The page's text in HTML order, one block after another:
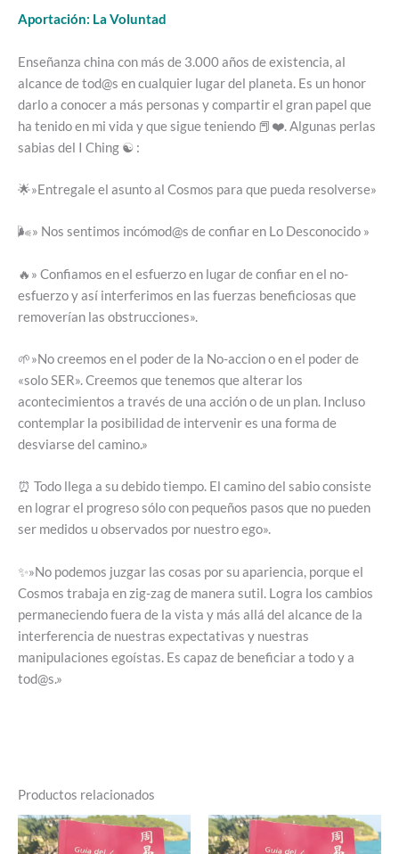
Aportación: La Voluntad
Enseñanza china con más de 3.000 años de existencia, al
alcance de tod@s en cualquier lugar del planeta. Es un honor
darlo a conocer a más personas y compartir el gran papel que
ha tenido en mi vida y que sigue teniendo 📕❤️. Algunas perlas
sabias del I Ching ☯️ :
🌟»Entregale el asunto al Cosmos para que pueda resolverse»
🌬️» Nos sentimos incómod@s de confiar en Lo Desconocido »
🔥» Confiamos en el esfuerzo en lugar de confiar en el no-
esfuerzo y así interferimos en las fuerzas beneficiosas que
removerían las obstrucciones».
🌱»No creemos en el poder de la No-accion o en el poder de
«solo SER». Creemos que tenemos que alterar los
acontecimientos a través de una acción o de un plan. Incluso
contemplar la posibilidad de intervenir es una forma de
desviarse del camino.»
⏰ Todo llega a su debido tiempo. El camino del sabio consiste
en lograr el progreso sólo con pequeños pasos que no pueden
ser medidos u observados por nuestro ego».
✨»No podemos juzgar las cosas por su apariencia, porque el
Cosmos trabaja en zig-zag de manera sutil. Logra los cambios
permaneciendo fuera de la vista y más allá del alcance de la
interferencia de nuestras expectativas y nuestras
manipulaciones egoístas. Es capaz de beneficiar a todo y a
tod@s.»
Productos relacionados